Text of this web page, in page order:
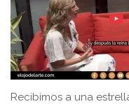
Recibimos a una